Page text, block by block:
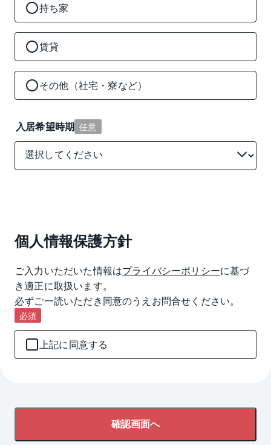
持ち家
賃貸
その他（社宅・寮など）
入居希望時期 任意
個人情報保護方針
ご入力いただいた情報はプライバシーポリシーに基づ
き適正に取扱います。
必ずご一読いただき同意のうえお問合せください。
必須
上記に同意する
確認画面へ